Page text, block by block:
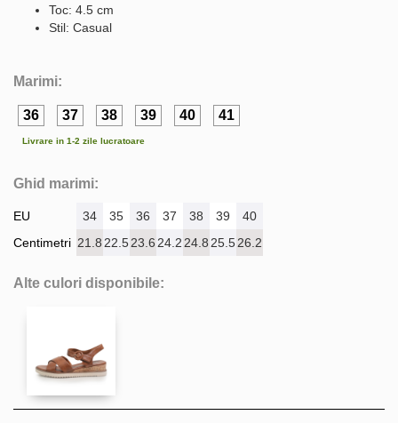
Toc: 4.5 cm
Stil: Casual
Marimi:
36 37 38 39 40 41
Livrare in 1-2 zile lucratoare
Ghid marimi:
EU
Centimetri
34 35 36 37 38 39
40
21.8 22.523.6 24.2 24.8 25.526.2
Alte culori disponibile: